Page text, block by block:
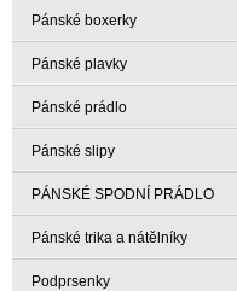
Pánské boxerky
Pánské plavky
Pánské prádlo
Pánské slipy
PÁNSKÉ SPODNÍ PRÁDLO
Pánské trika a nátělníky
Podprsenky